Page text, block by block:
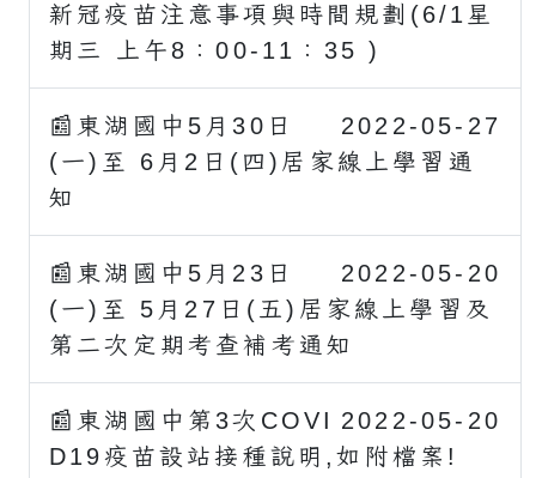
新冠疫苗注意事項與時間規劃(6/1星
期三 上午8：00-11：35 )
2022-05-27
📰東湖國中5月30日
(一)至 6月2日(四)居家線上學習通
知
2022-05-20
📰東湖國中5月23日
(一)至 5月27日(五)居家線上學習及
第二次定期考查補考通知
2022-05-20
📰東湖國中第3次COVI
D19疫苗設站接種說明,如附檔案!